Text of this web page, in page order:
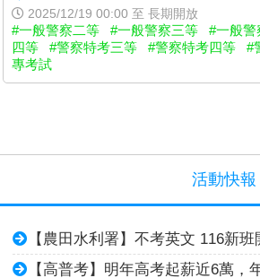
2025/12/19 00:00 至 長期開放
#一般警察二等 #一般警察三等
#一般警
四等
#警察特考三等 #警察特考四等
#
專考試
活動快報
【農田水利署】不考英文 116新班
【高普考】明年高考起薪近6萬，